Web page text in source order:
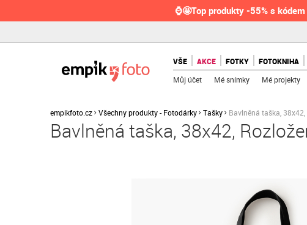
⌚🤩Top produkty -55% s
VŠE AKCE FOTKY FOTOKNIHA
Můj účet Mé snímky Mé projekty
empikfoto.cz Všechny produkty - Fotodárky Tašky Bavlněná taška,
Bavlněná taška, 38x42,